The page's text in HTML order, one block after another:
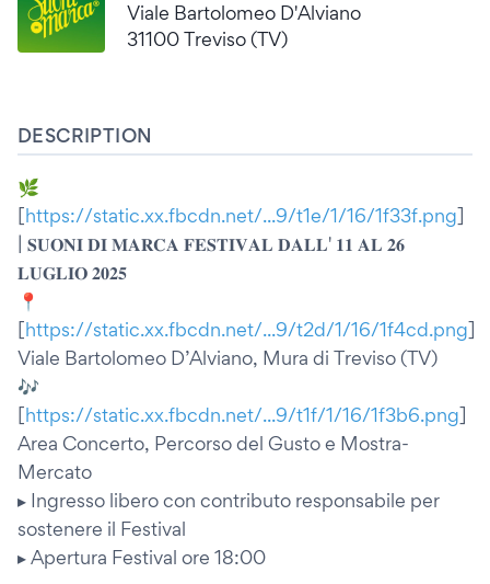
Viale Bartolomeo D'Alviano
31100 Treviso (TV)
DESCRIPTION
🌿
[https://static.xx.fbcdn.net/...9/t1e/1/16/1f33f.png]
| 𝐒𝐔𝐎𝐍𝐈 𝐃𝐈 𝐌𝐀𝐑𝐂𝐀 𝐅𝐄𝐒𝐓𝐈𝐕𝐀𝐋 𝐃𝐀𝐋𝐋' 𝟏𝟏 𝐀𝐋 𝟐𝟔
𝐋𝐔𝐆𝐋𝐈𝐎 𝟐𝟎𝟐𝟓
📍
[https://static.xx.fbcdn.net/...9/t2d/1/16/1f4cd.png]
Viale Bartolomeo D’Alviano, Mura di Treviso (TV)
🎶
[https://static.xx.fbcdn.net/...9/t1f/1/16/1f3b6.png]
Area Concerto, Percorso del Gusto e Mostra-
Mercato
▸ Ingresso libero con contributo responsabile per
sostenere il Festival
▸ Apertura Festival ore 18:00